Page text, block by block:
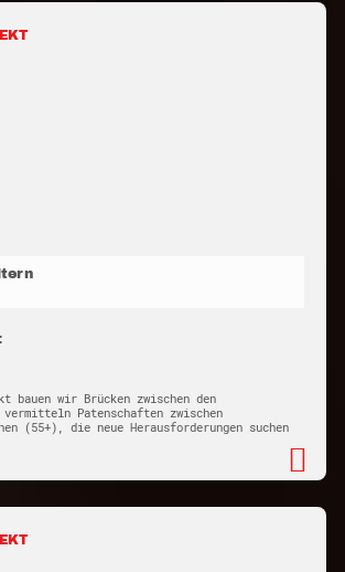
bauen wir Brücken zwischen den
Patenschaften zwischen
(55+), die neue Herausforderungen suchen